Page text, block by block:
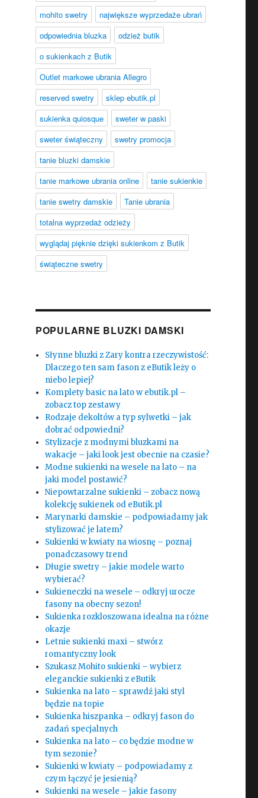
mohito swetry
największe wyprzedaże ubrań
odpowiednia bluzka
odzież butik
o sukienkach z Butik
Outlet markowe ubrania Allegro
reserved swetry
sklep ebutik.pl
sukienka quiosque
sweter w paski
sweter świąteczny
swetry promocja
tanie bluzki damskie
tanie markowe ubrania online
tanie sukienkie
tanie swetry damskie
Tanie ubrania
totalna wyprzedaż odzieży
wyglądaj pięknie dzięki sukienkom z Butik
świąteczne swetry
POPULARNE BLUZKI DAMSKI
Słynne bluzki z Zary kontra rzeczywistość:
Dlaczego ten sam fason z eButik leży o
niebo lepiej?
Komplety basic na lato w ebutik.pl –
zobacz top zestawy
Rodzaje dekoltów a typ sylwetki – jak
dobrać odpowiedni?
Stylizacje z modnymi bluzkami na
wakacje – jaki look jest obecnie na czasie?
Modne sukienki na wesele na lato – na
jaki model postawić?
Niepowtarzalne sukienki – zobacz nową
kolekcję sukienek od eButik.pl
Marynarki damskie – podpowiadamy jak
stylizować je latem?
Sukienki w kwiaty na wiosnę – poznaj
ponadczasowy trend
Długie swetry – jakie modele warto
wybierać?
Sukieneczki na wesele – odkryj urocze
fasony na obecny sezon!
Sukienka rozkloszowana idealna na różne
okazje
Letnie sukienki maxi – stwórz
romantyczny look
Szukasz Mohito sukienki – wybierz
eleganckie sukienki z eButik
Sukienka na lato – sprawdź jaki styl
będzie na topie
Sukienka hiszpanka – odkryj fason do
zadań specjalnych
Sukienka na lato – co będzie modne w
tym sezonie?
Sukienki w kwiaty – podpowiadamy z
czym łączyć je jesienią?
Sukienki na wesele – jakie fasony